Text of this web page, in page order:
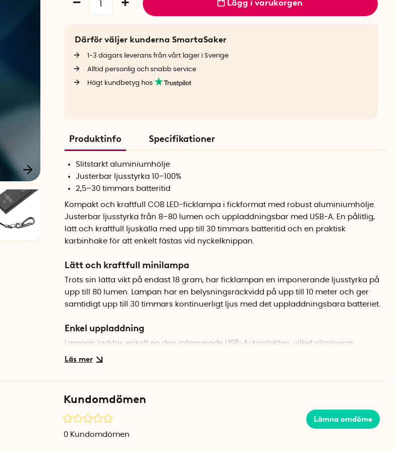
Lägg i varukorgen
Därför väljer kunderna SmartaSaker
1-3 dagars leverans från vårt lager i Sverige
Alltid personlig och snabb service
Högt kundbetyg hos
Produktinfo Specifikationer
Slitstarkt aluminiumhölje
Justerbar ljusstyrka 10–100%
2,5–30 timmars batteritid
Kompakt och kraftfull COB LED-ficklampa i fickformat med robust aluminiumhölje.
Justerbar ljusstyrka från 8–80 lumen och uppladdningsbar med USB-A. En pålitlig,
lätt och kraftfull ljuskälla med upp till 30 timmars batteritid och en praktisk
karbinhake för att enkelt fästas vid nyckelknippan.
Lätt och kraftfull minilampa
Trots sin lätta vikt på endast 18 gram, har ficklampan en imponerande ljusstyrka på
upp till 80 lumen. Lampan har en belysningsräckvidd på upp till 10 meter och ger
samtidigt upp till 30 timmars kontinuerligt ljus med det uppladdningsbara batteriet.
Enkel uppladdning
Lampan laddas enkelt en den integrerade USB-A-kontakten, vilket eliminerar
behovet av separata laddare eller utbytbara batterier.
Specifikationer
Färg: Svart
Kundomdömen
Lämna omdöme
0 Kundomdömen